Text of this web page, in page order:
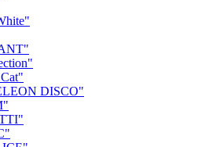
DISCO"